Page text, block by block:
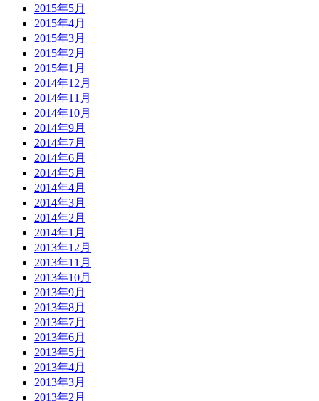
2015年5月
2015年4月
2015年3月
2015年2月
2015年1月
2014年12月
2014年11月
2014年10月
2014年9月
2014年7月
2014年6月
2014年5月
2014年4月
2014年3月
2014年2月
2014年1月
2013年12月
2013年11月
2013年10月
2013年9月
2013年8月
2013年7月
2013年6月
2013年5月
2013年4月
2013年3月
2013年2月